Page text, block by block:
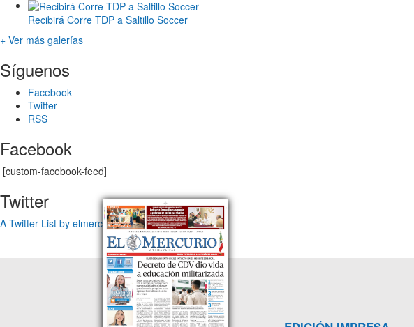
Recibirá Corre TDP a Saltillo Soccer
+ Ver más galerías
Síguenos
Facebook
Twitter
RSS
Facebook
[custom-facebook-feed]
Twitter
A Twitter List by elmercuriotam